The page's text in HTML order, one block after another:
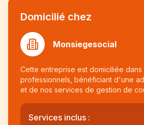
Domicilié chez
Monsiegesocial
Cette entreprise est domiciliée dans
professionnels, bénéficiant d'une
et de nos services de gestion de
Services inclus :